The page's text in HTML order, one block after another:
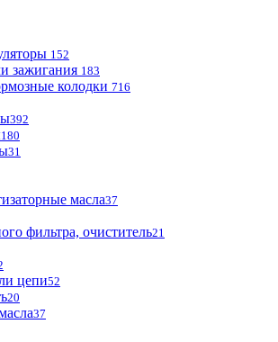
152
зажигания 183
колодки 716
392
180
31
масла37
фильтра, очиститель21
цепи52
20
37